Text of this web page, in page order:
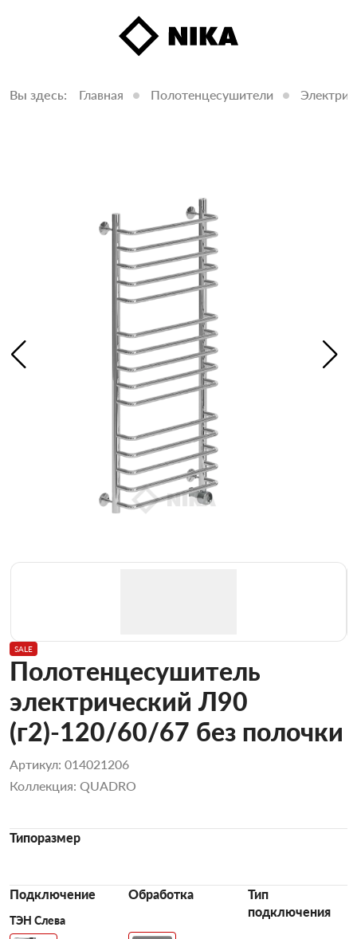
Вы здесь: Главная Полотенцесушители
SALE
Полотенцесушитель
электрический Л90
(г2)-120/60/67 без полочки
Артикул: 014021206
Коллекция: QUADRO
Типоразмер
Подключение
ТЭН Слева
Обработка
Тип
подключения